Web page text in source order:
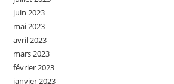
juin 2023
mai 2023
avril 2023
mars 2023
février 2023
janvier 2023